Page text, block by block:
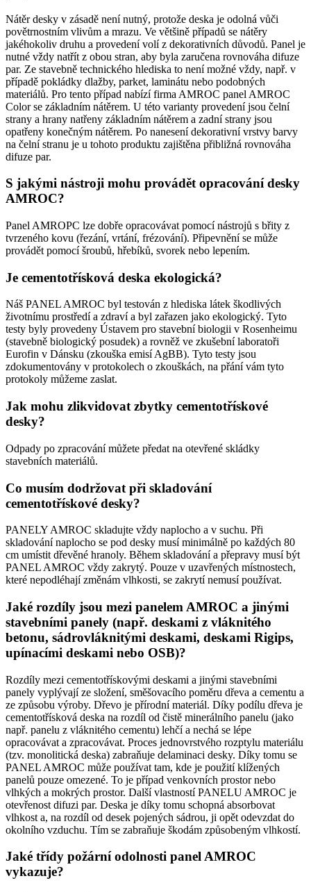
Nátěr desky v zásadě není nutný, protože deska je odolná vůči
povětrnostním vlivům a mrazu. Ve většině případů se nátěry
jakéhokoliv druhu a provedení volí z dekorativních důvodů. Panel je
nutné vždy natřít z obou stran, aby byla zaručena rovnováha difuze
par. Ze stavebně technického hlediska to není možné vždy, např. v
případě pokládky dlažby, parket, laminátu nebo podobných
materiálů. Pro tento případ nabízí firma AMROC panel AMROC
Color se základním nátěrem. U této varianty provedení jsou čelní
strany a hrany natřeny základním nátěrem a zadní strany jsou
opatřeny konečným nátěrem. Po nanesení dekorativní vrstvy barvy
na čelní stranu je u tohoto produktu zajištěna přibližná rovnováha
difuze par.
S jakými nástroji mohu provádět opracování desky
AMROC?
Panel AMROPC lze dobře opracovávat pomocí nástrojů s břity z
tvrzeného kovu (řezání, vrtání, frézování). Připevnění se může
provádět pomocí šroubů, hřebíků, svorek nebo lepením.
Je cementotřísková deska ekologická?
Náš PANEL AMROC byl testován z hlediska látek škodlivých
životnímu prostředí a zdraví a byl zařazen jako ekologický. Tyto
testy byly provedeny Ústavem pro stavební biologii v Rosenheimu
(stavebně biologický posudek) a rovněž ve zkušební laboratoři
Eurofin v Dánsku (zkouška emisí AgBB). Tyto testy jsou
zdokumentovány v protokolech o zkouškách, na přání vám tyto
protokoly můžeme zaslat.
Jak mohu zlikvidovat zbytky cementotřískové
desky?
Odpady po zpracování můžete předat na otevřené skládky
stavebních materiálů.
Co musím dodržovat při skladování
cementotřískové desky?
PANELY AMROC skladujte vždy naplocho a v suchu. Při
skladování naplocho se pod desky musí minimálně po každých 80
cm umístit dřevěné hranoly. Během skladování a přepravy musí být
PANEL AMROC vždy zakrytý. Pouze v uzavřených místnostech,
které nepodléhají změnám vlhkosti, se zakrytí nemusí používat.
Jaké rozdíly jsou mezi panelem AMROC a jinými
stavebními panely (např. deskami z vláknitého
betonu, sádrovláknitými deskami, deskami Rigips,
upínacími deskami nebo OSB)?
Rozdíly mezi cementotřískovými deskami a jinými stavebními
panely vyplývají ze složení, směšovacího poměru dřeva a cementu a
ze způsobu výroby. Dřevo je přírodní materiál. Díky podílu dřeva je
cementotřísková deska na rozdíl od čistě minerálního panelu (jako
např. panelu z vláknitého cementu) lehčí a nechá se lépe
opracovávat a zpracovávat. Proces jednovrstvého rozptylu materiálu
(tzv. monolitická deska) zabraňuje delaminaci desky. Díky tomu se
PANEL AMROC může používat tam, kde je použití klížených
panelů pouze omezené. To je případ venkovních prostor nebo
vlhkých a mokrých prostor. Další vlastností PANELU AMROC je
otevřenost difuzi par. Deska je díky tomu schopná absorbovat
vlhkost a, na rozdíl od desek pojených sádrou, ji opět odevzdat do
okolního vzduchu. Tím se zabraňuje škodám způsobeným vlhkostí.
Jaké třídy požární odolnosti panel AMROC
vykazuje?